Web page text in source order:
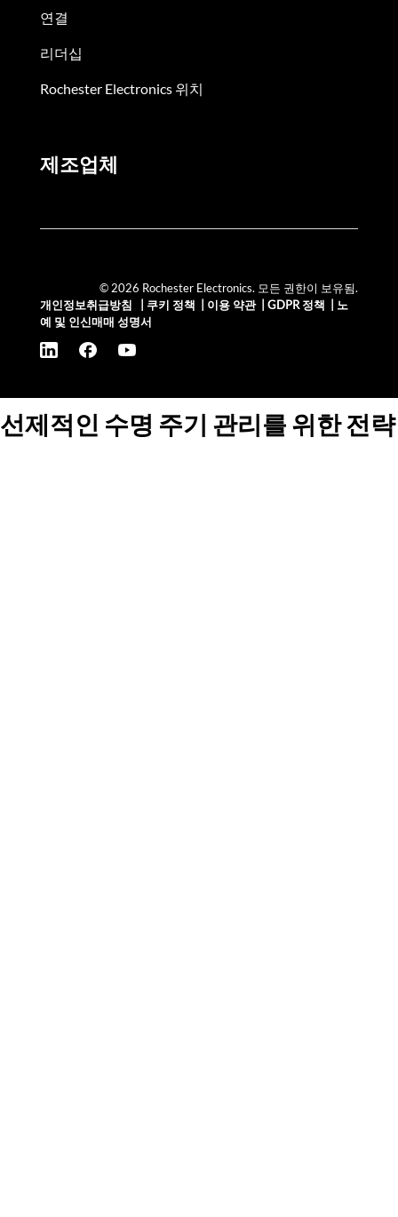
연결
리더십
Rochester Electronics 위치
제조업체
© 2026 Rochester Electronics. 모든 권한이 보유됨.
개인정보취급방침
쿠키 정책 이용 약관| GDPR 정책
노
예 및 인신매매 성명서
선제적인 수명 주기 관리를 위한 전략